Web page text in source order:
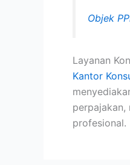
Objek
Layanan
Kantor
perpajakan,
profesional.